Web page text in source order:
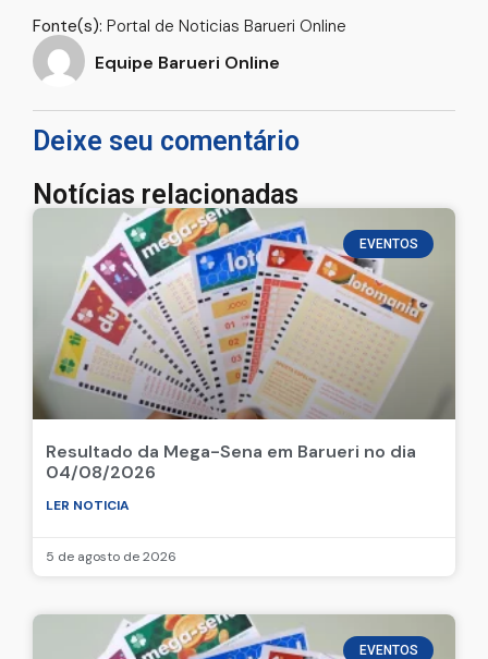
Fonte(s): Portal de Noticias Barueri Online
Equipe Barueri Online
Deixe seu comentário
Notícias relacionadas
EVENTOS
Resultado da Mega-Sena em Barueri no dia
04/08/2026
LER NOTICIA
5 de agosto de 2026
EVENTOS